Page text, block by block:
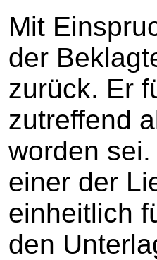
Mit
der
zurück. Er
zutreffend
worden
einer der
einheitlich
den